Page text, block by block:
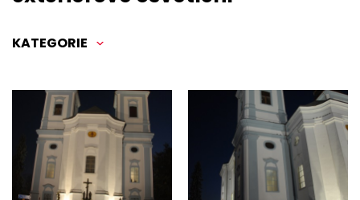
KATEGORIE